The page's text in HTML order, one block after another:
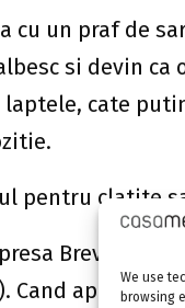
We use
browsing
cu un praf de
si devin ca
cate
pentru clatite
Breville
Cand apar